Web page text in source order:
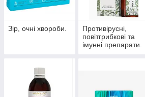
Зір, очні хвороби.
Противірусні,
повітгрибкові та
імунні препарати.